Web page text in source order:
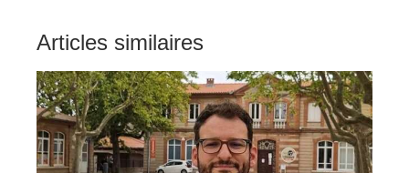
Articles similaires